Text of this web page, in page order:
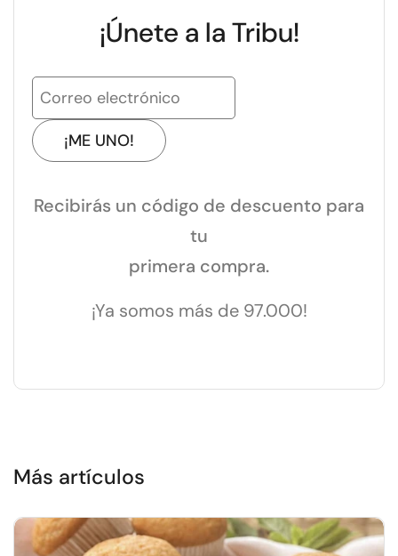
¡Únete a la Tribu!
¡ME UNO!
Recibirás un código de descuento para
tu
primera compra.
¡Ya somos más de 97.000!
Más artículos